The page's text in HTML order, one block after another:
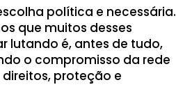
política e necessária.
que muitos desses
lutando é, antes de tudo,
o compromisso da rede
proteção e